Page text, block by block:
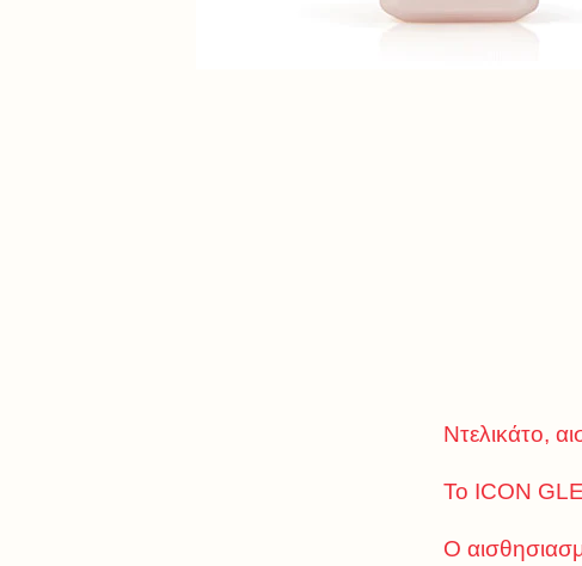
Ντελικάτο,
To ICON
Ο